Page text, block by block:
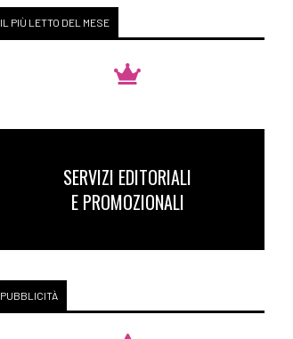
IL PIÙ LETTO DEL MESE
SERVIZI EDITORIALI
E PROMOZIONALI
PUBBLICITÀ